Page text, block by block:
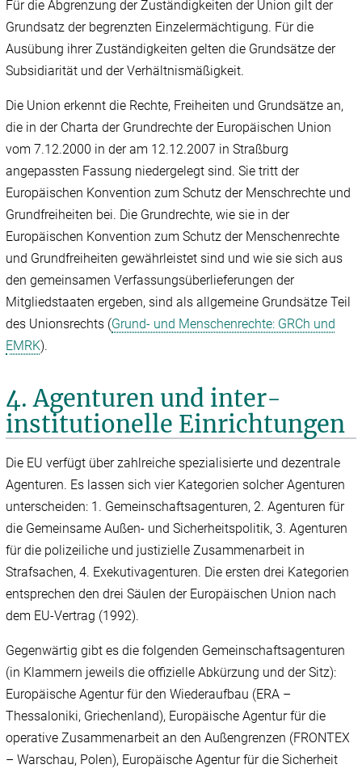
Für die Abgrenzung der Zuständigkeiten der Union gilt der
Grundsatz der begrenzten Einzelermächtigung. Für die
Ausübung ihrer Zuständigkeiten gelten die Grundsätze der
Subsidiarität und der Verhältnismäßigkeit.
Die Union erkennt die Rechte, Freiheiten und Grundsätze an,
die in der Charta der Grundrechte der Europäischen Union
vom 7.12.2000 in der am 12.12.2007 in Straßburg
angepassten Fassung niedergelegt sind. Sie tritt der
Europäischen Konvention zum Schutz der Menschrechte und
Grundfreiheiten bei. Die Grundrechte, wie sie in der
Europäischen Konvention zum Schutz der Menschenrechte
und Grundfreiheiten gewährleistet sind und wie sie sich aus
den gemeinsamen Verfassungsüberlieferungen der
Mitgliedstaaten ergeben, sind als allgemeine Grundsätze Teil
des Unionsrechts (Grund- und Menschenrechte: GRCh und
EMRK).
4. Agenturen und inter­
institutionelle Einrichtungen
Die EU verfügt über zahlreiche spezialisierte und dezentrale
Agenturen. Es lassen sich vier Kategorien solcher Agenturen
unterscheiden: 1. Gemeinschaftsagenturen, 2. Agenturen für
die Gemeinsame Außen- und Sicherheitspolitik, 3. Agenturen
für die polizeiliche und justizielle Zusammenarbeit in
Strafsachen, 4. Exekutivagenturen. Die ersten drei Kategorien
entsprechen den drei Säulen der Europäischen Union nach
dem EU-Vertrag (1992).
Gegenwärtig gibt es die folgenden Gemeinschaftsagenturen
(in Klammern jeweils die offizielle Abkürzung und der Sitz):
Europäische Agentur für den Wiederaufbau (ERA –
Thessaloniki, Griechenland), Europäische Agentur für die
operative Zusammenarbeit an den Außengrenzen (FRONTEX
– Warschau, Polen), Europäische Agentur für die Sicherheit